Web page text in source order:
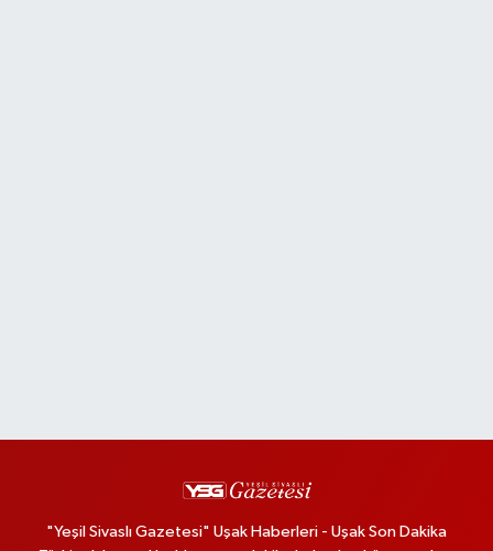
"Yeşil Sivaslı Gazetesi" Uşak Haberleri - Uşak Son Dakika